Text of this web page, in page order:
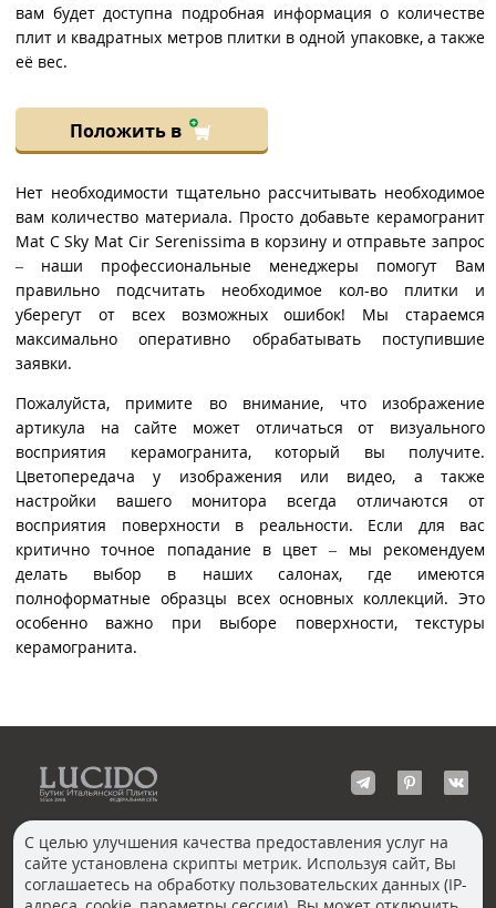
вам будет доступна подробная информация о количестве
плит и квадратных метров плитки в одной упаковке, а также
её вес.
Положить в
Нет необходимости тщательно рассчитывать необходимое
вам количество материала. Просто добавьте керамогранит
Mat C Sky Mat Cir Serenissima в корзину и отправьте запрос
– наши профессиональные менеджеры помогут Вам
правильно подсчитать необходимое кол-во плитки и
уберегут от всех возможных ошибок! Мы стараемся
максимально оперативно обрабатывать поступившие
заявки.
Пожалуйста, примите во внимание, что изображение
артикула на сайте может отличаться от визуального
восприятия керамогранита, который вы получите.
Цветопередача у изображения или видео, а также
настройки вашего монитора всегда отличаются от
восприятия поверхности в реальности. Если для вас
критично точное попадание в цвет – мы рекомендуем
делать выбор в наших салонах, где имеются
полноформатные образцы всех основных коллекций. Это
особенно важно при выборе поверхности, текстуры
керамогранита.
КОНТАКТЫ
Волгоград
С целью улучшения качества предоставления услуг на
сайте установлена скрипты метрик. Используя сайт, Вы
соглашаетесь на обработку пользовательских данных (IP-